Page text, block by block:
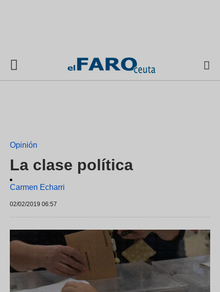
Opinión
La clase política
Carmen Echarri
02/02/2019 06:57